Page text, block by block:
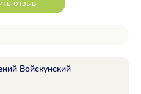
отзыв
Войскунский